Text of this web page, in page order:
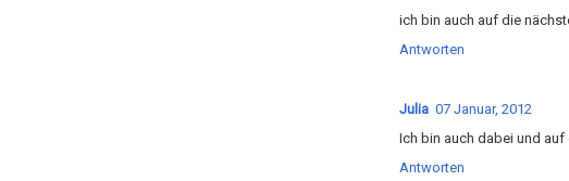
ich bin auch auf die
Antworten
Julia 07 Januar, 2012
Ich bin auch dabei und
Antworten